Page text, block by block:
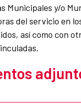
Municipales y/o
del servicio en
así como con